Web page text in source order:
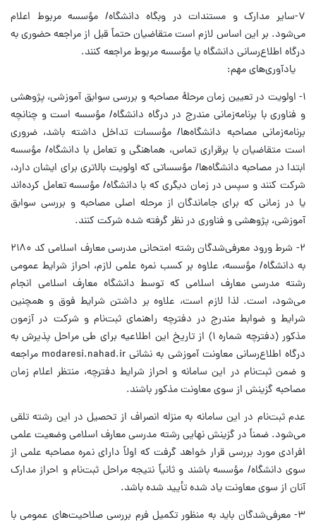
۷-سایر مدارک و مستندات در وبگاه دانشگاه‌/ مؤسسه مربوط اعلام
می‌شود. بر این اساس لازم است متقاضیان حتماً قبل از مراجعه حضوری به
درگاه اطلاع‌رسانی دانشگاه یا مؤسسه مربوط مراجعه کنند.
یادآوری‌های مهم:
۱- اولویت در تعیین زمان مرحلۀ مصاحبه و بررسی سوابق آموزشی، پژوهشی
و فناوری با برنامه‌زمانی مندرج در درگاه دانشگاه/ مؤسسه است و چنانچه
برنامه‌زمانی مصاحبه دانشگاه‌ها/ مؤسسات تداخل داشته باشد، ضروری
است متقاضیان با برقراری تماس، هماهنگی و تعامل با دانشگاه‌/ مؤسسه
ابتدا در مصاحبه دانشگاه‌ها/ مؤسساتی که اولویت بالاتری برای ایشان دارد،
شرکت کنند و سپس در زمان دیگری که با دانشگاه/ مؤسسه تعامل کرده‌اند
یا در زمانی که برای جاماندگان از مرحله اصلی مصاحبه و بررسی سوابق
آموزشی، پژوهشی و فناوری در نظر گرفته شده شرکت کنند.
۲- شرط ورود معرفی‌شدگان رشته امتحانی مدرسی معارف اسلامی کد ۲۱۸۰
به دانشگاه/ مؤسسه، علاوه بر کسب نمره علمی لازم، احراز شرایط عمومی
رشته مدرسی معارف اسلامی که توسط دانشگاه معارف اسلامی انجام
می‌شود، است. لذا لازم است، علاوه بر داشتن شرایط فوق و همچنین
شرایط و ضوابط مندرج در دفترچه راهنمای ثبت‌نام و شرکت در آزمون
مذکور (دفترچه شماره ۱) از تاریخ این اطلاعیه برای طی مراحل پذیرش به
درگاه اطلاع‌رسانی معاونت آموزشی به نشانی modaresi.nahad.ir مراجعه
و ضمن ثبت‌نام در این سامانه و احراز شرایط دفترچه، منتظر اعلام زمان
مصاحبه گزینش از سوی معاونت مذکور باشند.
عدم ثبت‌نام در این سامانه به منزله انصراف از تحصیل در این رشته تلقی
می‌شود. ضمناً در گزینش نهایی رشته مدرسی معارف اسلامی وضعیت علمی
افرادی مورد بررسی قرار خواهد گرفت که اولاً دارای نمره مصاحبه علمی از
سوی دانشگاه/ مؤسسه باشند و ثانیاً نتیجه مراحل ثبت‌نام و احراز مدارک
آنان از سوی معاونت یاد شده تأیید شده باشد.
۳- معرفی‌شدگان باید به منظور تکمیل فرم بررسی صلاحیت‌های عمومی با